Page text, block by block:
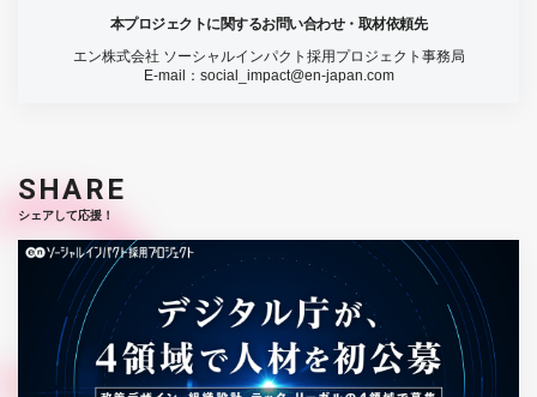
本プロジェクトに関するお問い合わせ・取材依頼先
エン株式会社 ソーシャルインパクト採用プロジェクト事務局
E-mail： social_impact@en-japan.com
SHARE
シェアして応援！